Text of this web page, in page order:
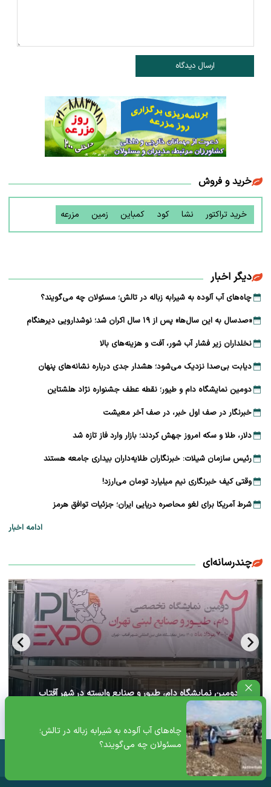
چاه‌های آب آلوده به شیرابه زباله در تالش؛
مسئولان چه می‌گویند؟
ارسال دیدگاه
خرید و فروش
خرید تراکتور نشا کود کمباین زمین مزرعه
دیگر اخبار
چاه‌های آب آلوده به شیرابه زباله در تالش؛ مسئولان چه می‌گویند؟
«صدسال به این سال‌ها» پس از ۱۹ سال اکران شد؛ نوشدارویی دیرهنگام
نخلداران زیر فشار آب شور، آفت و هزینه‌های بالا
دیابت بی‌صدا نزدیک می‌شود؛ هشدار جدی درباره نشانه‌های پنهان
دومین نمایشگاه دام و طیور؛ نقطه عطف جشنواره نژاد هلشتاین
خبرنگار در صف اول خبر، در صف آخر معیشت
دلار، طلا و سکه امروز جهش کردند؛ بازار وارد فاز تازه شد
رئیس سازمان شیلات: خبرنگاران طلایه‌داران بیداری جامعه هستند
وقتی کیف خبرنگاری نیم میلیارد تومان می‌ارزد!
شرط آمریکا برای لغو محاصره دریایی ایران؛ جزئیات توافق هرمز
ادامه اخبار
چندرسانه‌ای
آغاز دومین نمایشگاه دام، طیور و صنایع وابسته در شهر آفتاب
تهران+ ویدئو